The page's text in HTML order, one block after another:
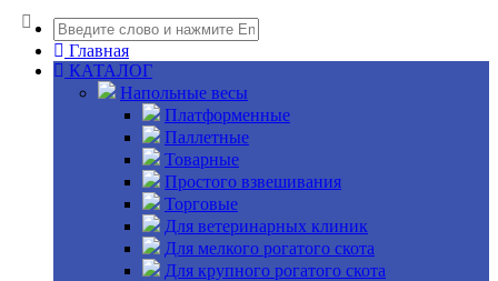
Главная
КАТАЛОГ
Напольные весы
Платформенные
Паллетные
Товарные
Простого взвешивания
Торговые
Для ветеринарных клиник
Для мелкого рогатого скота
Для крупного рогатого скота